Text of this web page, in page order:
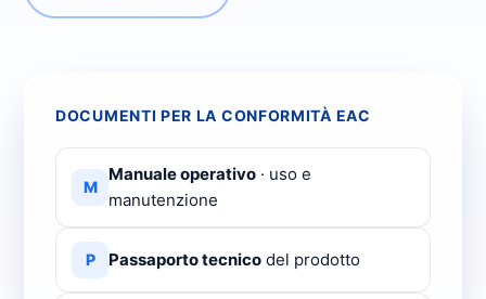
DOCUMENTI PER LA CONFORMITÀ EAC
M
Manuale operativo · uso e
manutenzione
P Passaporto tecnico del prodotto